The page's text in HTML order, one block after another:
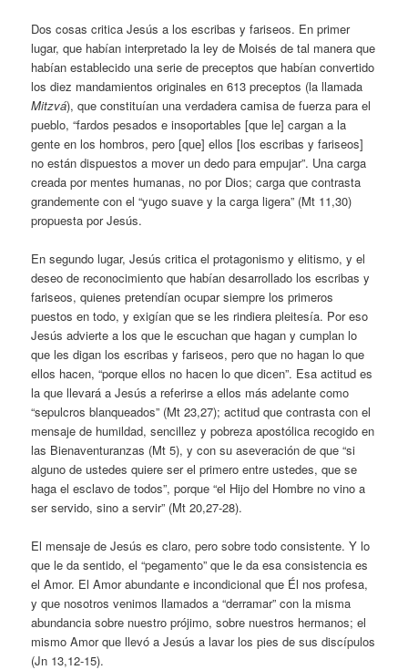
Dos cosas critica Jesús a los escribas y fariseos. En primer
lugar, que habían interpretado la ley de Moisés de tal manera que
habían establecido una serie de preceptos que habían convertido
los diez mandamientos originales en 613 preceptos (la llamada
Mitzvá), que constituían una verdadera camisa de fuerza para el
pueblo, “fardos pesados e insoportables [que le] cargan a la
gente en los hombros, pero [que] ellos [los escribas y fariseos]
no están dispuestos a mover un dedo para empujar”. Una carga
creada por mentes humanas, no por Dios; carga que contrasta
grandemente con el “yugo suave y la carga ligera” (Mt 11,30)
propuesta por Jesús.
En segundo lugar, Jesús critica el protagonismo y elitismo, y el
deseo de reconocimiento que habían desarrollado los escribas y
fariseos, quienes pretendían ocupar siempre los primeros
puestos en todo, y exigían que se les rindiera pleitesía. Por eso
Jesús advierte a los que le escuchan que hagan y cumplan lo
que les digan los escribas y fariseos, pero que no hagan lo que
ellos hacen, “porque ellos no hacen lo que dicen”. Esa actitud es
la que llevará a Jesús a referirse a ellos más adelante como
“sepulcros blanqueados” (Mt 23,27); actitud que contrasta con el
mensaje de humildad, sencillez y pobreza apostólica recogido en
las Bienaventuranzas (Mt 5), y con su aseveración de que “si
alguno de ustedes quiere ser el primero entre ustedes, que se
haga el esclavo de todos”, porque “el Hijo del Hombre no vino a
ser servido, sino a servir” (Mt 20,27-28).
El mensaje de Jesús es claro, pero sobre todo consistente. Y lo
que le da sentido, el “pegamento” que le da esa consistencia es
el Amor. El Amor abundante e incondicional que Él nos profesa,
y que nosotros venimos llamados a “derramar” con la misma
abundancia sobre nuestro prójimo, sobre nuestros hermanos; el
mismo Amor que llevó a Jesús a lavar los pies de sus discípulos
(Jn 13,12-15).